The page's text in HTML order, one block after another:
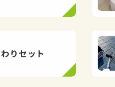
りセット